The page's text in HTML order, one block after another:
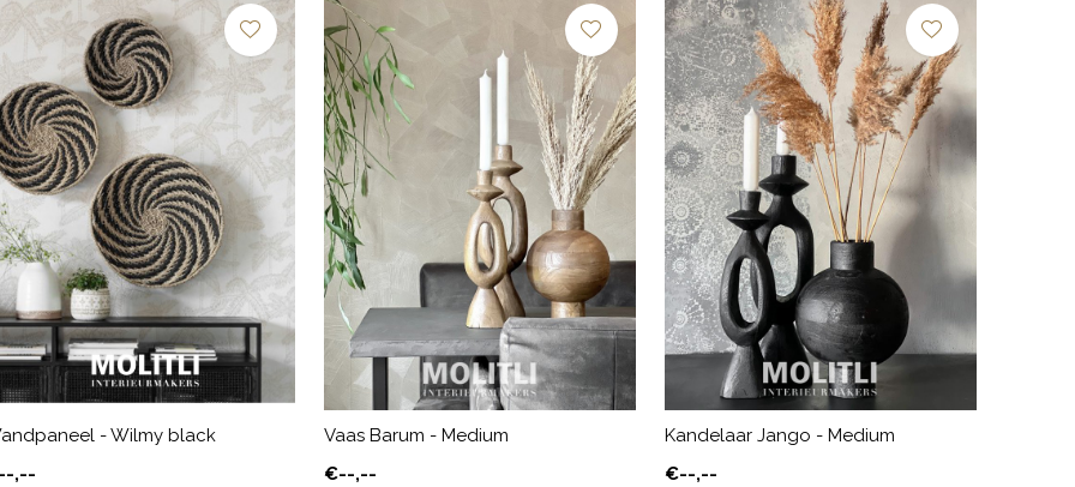
- Wilmy black
,--
Vaas Barum - Medium
€--,--
Kandelaar Jango - Medium
€--,--